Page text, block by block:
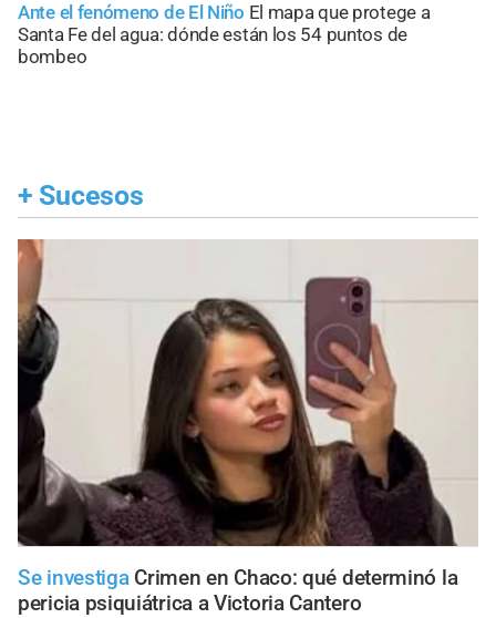
Ante el fenómeno de El Niño El mapa que protege a
Santa Fe del agua: dónde están los 54 puntos de
bombeo
+ Sucesos
Se investiga Crimen en Chaco: qué determinó la
pericia psiquiátrica a Victoria Cantero